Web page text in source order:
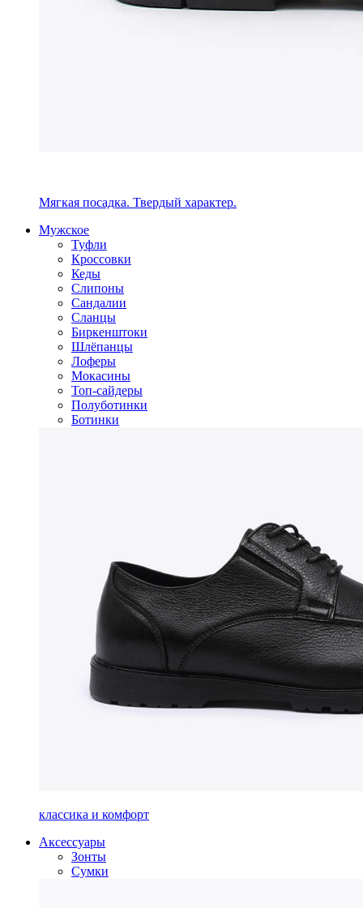
Мягкая посадка. Твердый характер.
Мужское
Туфли
Кроссовки
Кеды
Слипоны
Сандалии
Сланцы
Биркенштоки
Шлёпанцы
Лоферы
Мокасины
Топ-сайдеры
Полуботинки
Ботинки
классика и комфорт
Аксессуары
Зонты
Сумки